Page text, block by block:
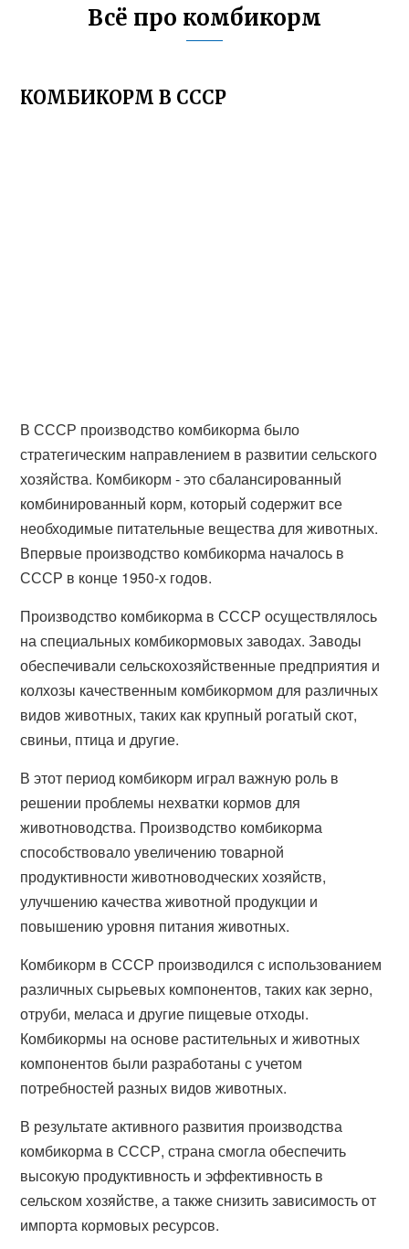
Всё про комбикорм
КОМБИКОРМ В СССР
В СССР производство комбикорма было
стратегическим направлением в развитии сельского
хозяйства. Комбикорм - это сбалансированный
комбинированный корм, который содержит все
необходимые питательные вещества для животных.
Впервые производство комбикорма началось в
СССР в конце 1950-х годов.
Производство комбикорма в СССР осуществлялось
на специальных комбикормовых заводах. Заводы
обеспечивали сельскохозяйственные предприятия и
колхозы качественным комбикормом для различных
видов животных, таких как крупный рогатый скот,
свиньи, птица и другие.
В этот период комбикорм играл важную роль в
решении проблемы нехватки кормов для
животноводства. Производство комбикорма
способствовало увеличению товарной
продуктивности животноводческих хозяйств,
улучшению качества животной продукции и
повышению уровня питания животных.
Комбикорм в СССР производился с использованием
различных сырьевых компонентов, таких как зерно,
отруби, меласа и другие пищевые отходы.
Комбикормы на основе растительных и животных
компонентов были разработаны с учетом
потребностей разных видов животных.
В результате активного развития производства
комбикорма в СССР, страна смогла обеспечить
высокую продуктивность и эффективность в
сельском хозяйстве, а также снизить зависимость от
импорта кормовых ресурсов.